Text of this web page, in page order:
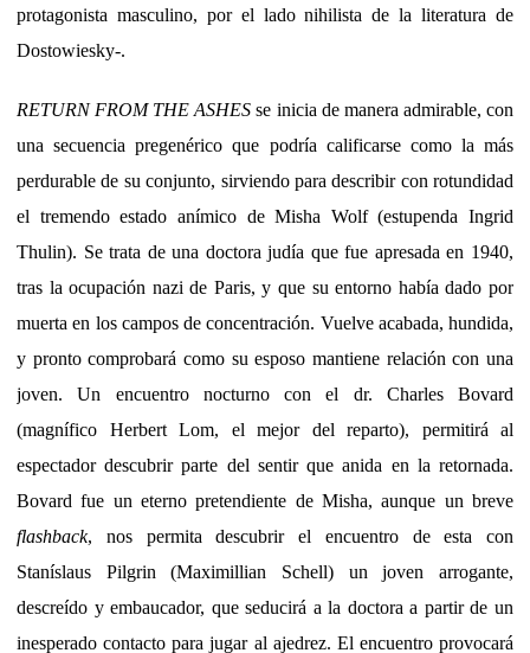
protagonista masculino, por el lado nihilista de la literatura de
Dostowiesky-.
RETURN FROM THE ASHES se inicia de manera admirable, con
una secuencia pregenérico que podría calificarse como la más
perdurable de su conjunto, sirviendo para describir con rotundidad
el tremendo estado anímico de Misha Wolf (estupenda Ingrid
Thulin). Se trata de una doctora judía que fue apresada en 1940,
tras la ocupación nazi de Paris, y que su entorno había dado por
muerta en los campos de concentración. Vuelve acabada, hundida,
y pronto comprobará como su esposo mantiene relación con una
joven. Un encuentro nocturno con el dr. Charles Bovard
(magnífico Herbert Lom, el mejor del reparto), permitirá al
espectador descubrir parte del sentir que anida en la retornada.
Bovard fue un eterno pretendiente de Misha, aunque un breve
flashback, nos permita descubrir el encuentro de esta con
Staníslaus Pilgrin (Maximillian Schell) un joven arrogante,
descreído y embaucador, que seducirá a la doctora a partir de un
inesperado contacto para jugar al ajedrez. El encuentro provocará